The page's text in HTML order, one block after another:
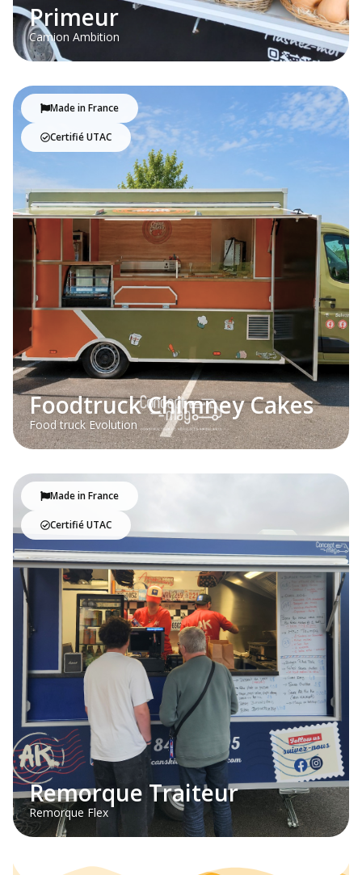
Primeur
Camion Ambition
Made in France
Certifié UTAC
Foodtruck Chimney Cakes
Food truck Evolution
Made in France
Certifié UTAC
Remorque Traiteur
Remorque Flex